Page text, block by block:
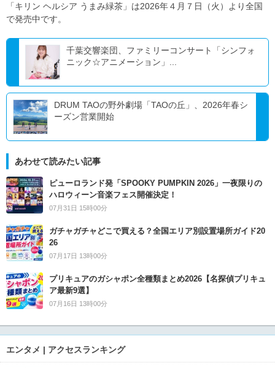
「キリン ヘルシア うまみ緑茶」は2026年４月７日（火）より全国
で発売中です。
千葉交響楽団、ファミリーコンサート「シンフォ
ニック☆アニメーション」...
DRUM TAOの野外劇場「TAOの丘」、2026年春シ
ーズン営業開始
あわせて読みたい記事
ピューロランド発「SPOOKY PUMPKIN 2026」一夜限りの
ハロウィーン音楽フェス開催決定！
07月31日 15時00分
ガチャガチャどこで買える？全国エリア別設置場所ガイド20
26
07月17日 13時00分
プリキュアのガシャポン全種類まとめ2026【名探偵プリキュ
ア最新9選】
07月16日 13時00分
エンタメ | アクセスランキング